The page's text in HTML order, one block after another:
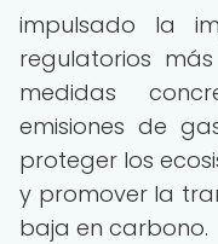
impulsado la
regulatorios
medidas
emisiones de
proteger los
y promover la
baja en carbono.